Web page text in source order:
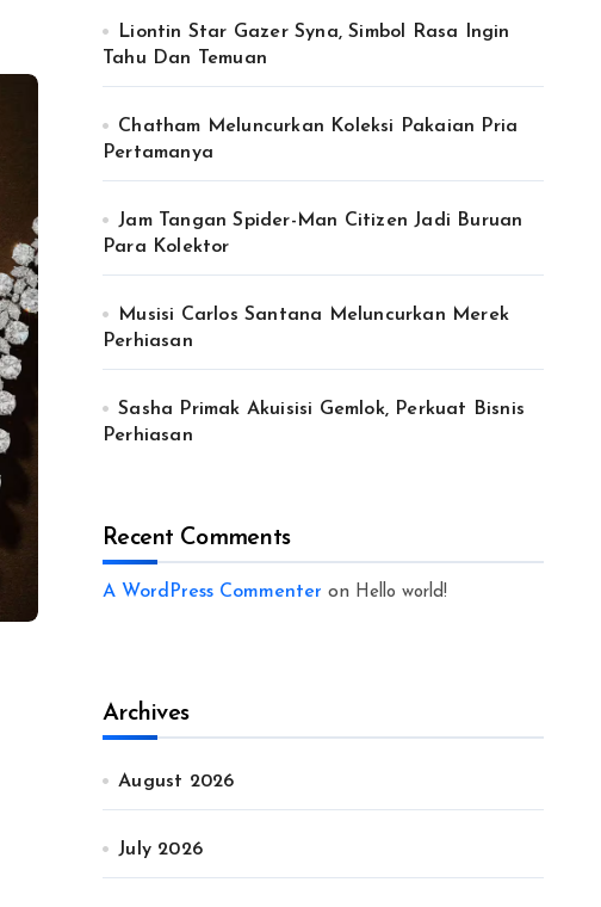
Liontin Star Gazer Syna, Simbol Rasa Ingin
Tahu Dan Temuan
Chatham Meluncurkan Koleksi Pakaian Pria
Pertamanya
Jam Tangan Spider-Man Citizen Jadi Buruan
Para Kolektor
Musisi Carlos Santana Meluncurkan Merek
Perhiasan
Sasha Primak Akuisisi Gemlok, Perkuat Bisnis
Perhiasan
Recent Comments
A WordPress Commenter on Hello world!
Archives
August 2026
July 2026